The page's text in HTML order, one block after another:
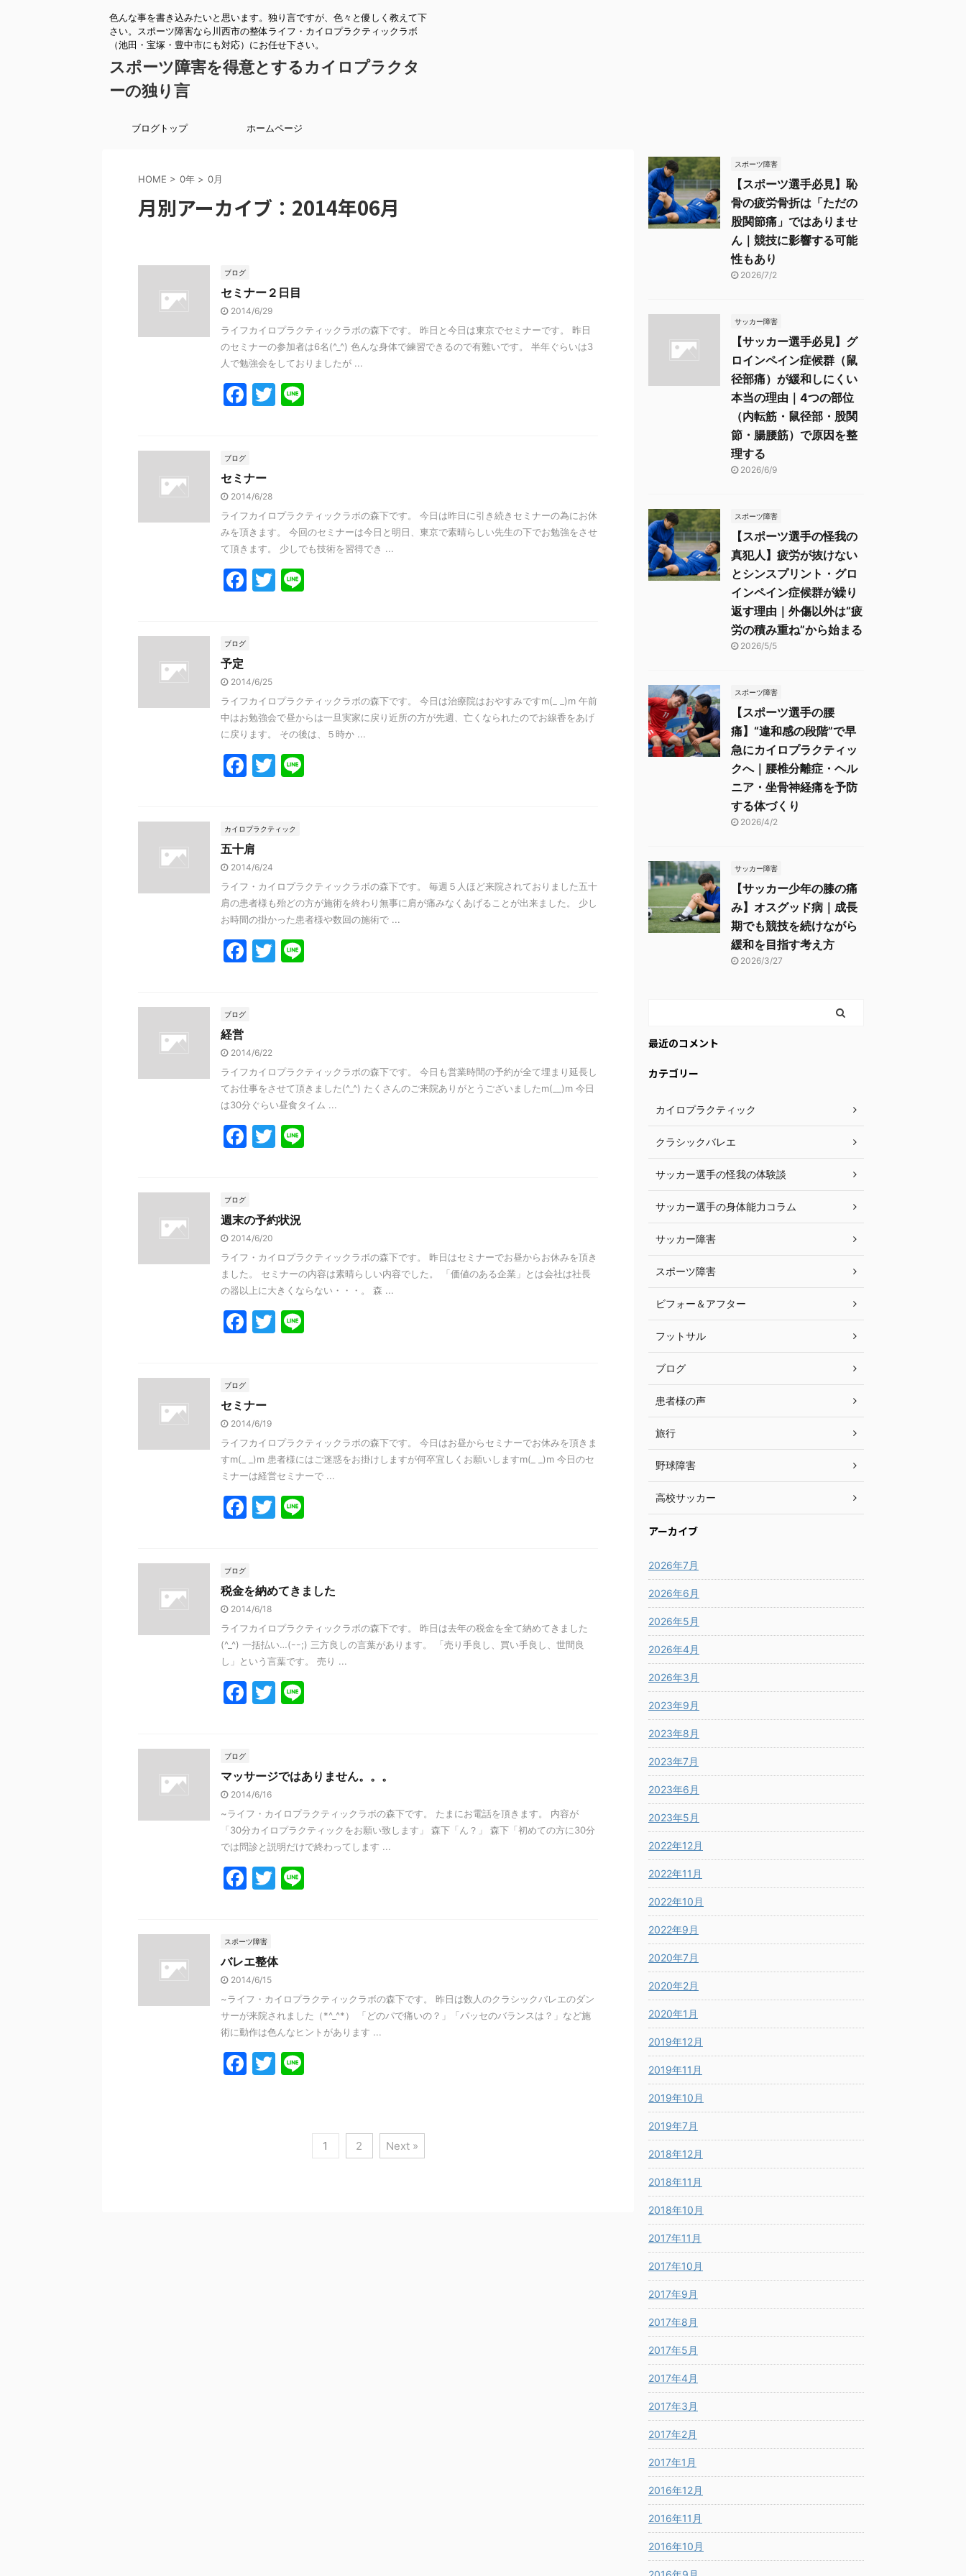
色んな事を書き込みたいと思います。独り言ですが、色々と優しく教えて下
さい。スポーツ障害なら川西市の整体ライフ・カイロプラクティックラボ
（池田・宝塚・豊中市にも対応）にお任せ下さい。
スポーツ障害を得意とするカイロプラクタ
ーの独り言
ブログトップ ホームページ
HOME > 0年 > 0月
月別アーカイブ：2014年06月
ブログ
セミナー２日目
2014/6/29
ライフカイロプラクティックラボの森下です。 昨日と今日は東京でセミナーです。 昨日
のセミナーの参加者は6名(^_^) 色んな身体で練習できるので有難いです。 半年ぐらいは3
人で勉強会をしておりましたが ...
F
b
o
o
k
T
ブログ
セミナー
2014/6/28
ライフカイロプラクティックラボの森下です。 今日は昨日に引き続きセミナーの為にお休
みを頂きます。 今回のセミナーは今日と明日、東京で素晴らしい先生の下でお勉強をさせ
て頂きます。 少しでも技術を習得でき ...
F
b
o
o
k
T
ブログ
予定
2014/6/25
ライフカイロプラクティックラボの森下です。 今日は治療院はおやすみですm(_ _)m 午前
中はお勉強会で昼からは一旦実家に戻り近所の方が先週、亡くなられたのでお線香をあげ
に戻ります。 その後は、５時か ...
F
e
b
o
o
k
T
er
カイロプラクティック
五十肩
2014/6/24
ライフ・カイロプラクティックラボの森下です。 毎週５人ほど来院されておりました五十
肩の患者様も殆どの方が施術を終わり無事に肩が痛みなくあげることが出来ました。 少し
お時間の掛かった患者様や数回の施術で ...
F
b
o
o
k
T
ブログ
経営
2014/6/22
ライフカイロプラクティックラボの森下です。 今日も営業時間の予約が全て埋まり延長し
てお仕事をさせて頂きました(^_^) たくさんのご来院ありがとうございましたm(__)m 今日
は30分ぐらい昼食タイム ...
F
b
o
o
k
T
ブログ
週末の予約状況
2014/6/20
ライフ・カイロプラクティックラボの森下です。 昨日はセミナーでお昼からお休みを頂き
ました。 セミナーの内容は素晴らしい内容でした。 「価値のある企業」とは会社は社長
の器以上に大きくならない・・・。 森 ...
F
b
o
o
k
T
ブログ
セミナー
2014/6/19
ライフカイロプラクティックラボの森下です。 今日はお昼からセミナーでお休みを頂きま
すm(_ _)m 患者様にはご迷惑をお掛けしますが何卒宜しくお願いしますm(_ _)m 今日のセ
ミナーは経営セミナーで ...
F
b
o
o
k
T
ブログ
税金を納めてきました
2014/6/18
ライフカイロプラクティックラボの森下です。 昨日は去年の税金を全て納めてきました
(^_^) 一括払い…(ｰｰ;) 三方良しの言葉があります。 「売り手良し、買い手良し、世間良
し」という言葉です。 売り ...
F
b
o
o
k
T
ブログ
マッサージではありません。。。
2014/6/16
~ライフ・カイロプラクティックラボの森下です。 たまにお電話を頂きます。 内容が
「30分カイロプラクティックをお願い致します」 森下「ん？」 森下「初めての方に30分
では問診と説明だけで終わってします ...
F
e
b
o
o
k
T
スポーツ障害
バレエ整体
2014/6/15
~ライフ・カイロプラクティックラボの森下です。 昨日は数人のクラシックバレエのダン
サーが来院されました（*^_^*） 「どのパで痛いの？」「パッセのバランスは？」など施
術に動作は色んなヒントがあります ...
F
T
1 2 Next »
スポーツ障害
【スポーツ選手必見】恥
骨の疲労骨折は「ただの
股関節痛」ではありませ
ん｜競技に影響する可能
性もあり
2026/7/2
サッカー障害
【サッカー選手必見】グ
ロインペイン症候群（鼠
径部痛）が緩和しにくい
本当の理由｜4つの部位
（内転筋・鼠径部・股関
節・腸腰筋）で原因を整
理する
2026/6/9
スポーツ障害
【スポーツ選手の怪我の
真犯人】疲労が抜けない
とシンスプリント・グロ
インペイン症候群が繰り
返す理由｜外傷以外は“疲
労の積み重ね”から始まる
2026/5/5
スポーツ障害
【スポーツ選手の腰
痛】“違和感の段階”で早
急にカイロプラクティッ
クへ｜腰椎分離症・ヘル
ニア・坐骨神経痛を予防
する体づくり
2026/4/2
サッカー障害
【サッカー少年の膝の痛
み】オスグッド病｜成長
期でも競技を続けながら
緩和を目指す考え方
2026/3/27
最近のコメント
カテゴリー
カイロプラクティック
クラシックバレエ
サッカー選手の怪我の体験談
サッカー選手の身体能力コラム
サッカー障害
スポーツ障害
ビフォー＆アフター
フットサル
ブログ
患者様の声
旅行
野球障害
高校サッカー
アーカイブ
2026年7月
2026年6月
2026年5月
2026年4月
2026年3月
2023年9月
2023年8月
2023年7月
2023年6月
2023年5月
2022年12月
2022年11月
2022年10月
2022年9月
2020年7月
2020年2月
2020年1月
2019年12月
2019年11月
2019年10月
2019年7月
2018年12月
2018年11月
2018年10月
2017年11月
2017年10月
2017年9月
2017年8月
2017年5月
2017年4月
2017年3月
2017年2月
2017年1月
2016年12月
2016年11月
2016年10月